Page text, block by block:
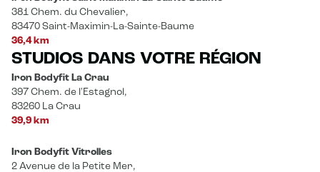
381 Chem. du Chevalier,
83470 Saint-Maximin-La-Sainte-Baume
36,4 km
STUDIOS DANS VOTRE RÉGION
Iron Bodyfit La Crau
397 Chem. de l'Estagnol,
83260 La Crau
39,9 km
Iron Bodyfit Vitrolles
2 Avenue de la Petite Mer,